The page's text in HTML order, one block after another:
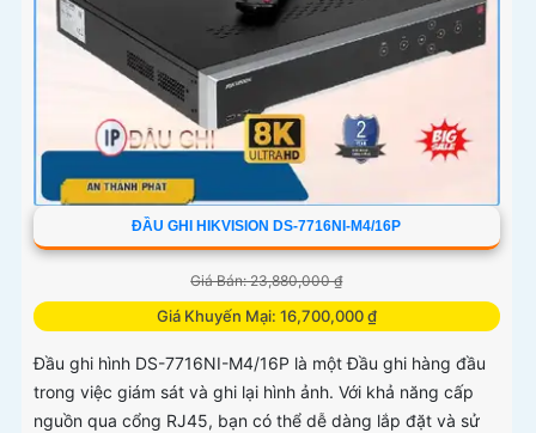
ĐẦU GHI HIKVISION DS-7716NI-M4/16P
Giá Bán: 23,880,000 ₫
Giá Khuyến Mại: 16,700,000 ₫
Đầu ghi hình DS-7716NI-M4/16P là một Đầu ghi hàng đầu
trong việc giám sát và ghi lại hình ảnh. Với khả năng cấp
nguồn qua cổng RJ45, bạn có thể dễ dàng lắp đặt và sử